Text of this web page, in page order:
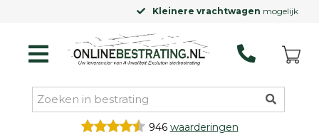
Kleinere vrachtwagenmogelijk
946 waarderingen